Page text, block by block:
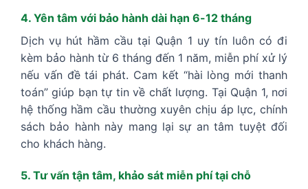
4. Yên tâm với bảo hành dài hạn 6-12 tháng
Dịch vụ hút hầm cầu tại Quận 1 uy tín luôn có đi
kèm bảo hành từ 6 tháng đến 1 năm, miễn phí xử lý
nếu vấn đề tái phát. Cam kết “hài lòng mới thanh
toán” giúp bạn tự tin về chất lượng. Tại Quận 1, nơi
hệ thống hầm cầu thường xuyên chịu áp lực, chính
sách bảo hành này mang lại sự an tâm tuyệt đối
cho khách hàng.
5. Tư vấn tận tâm, khảo sát miễn phí tại chỗ